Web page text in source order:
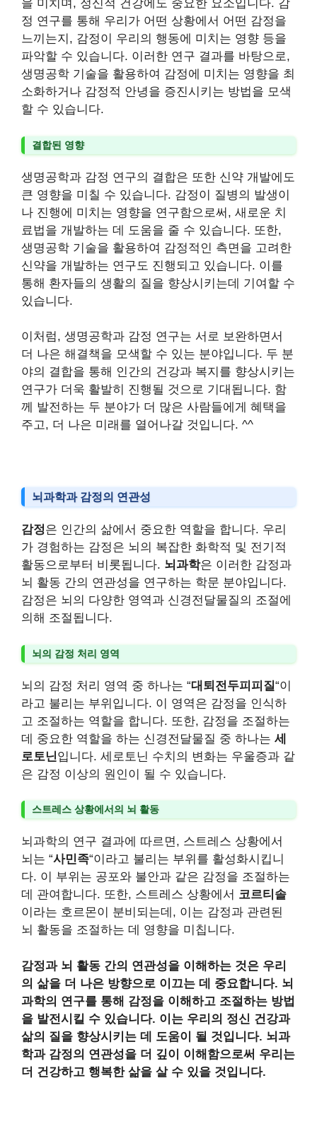
을 미치며, 정신적 건강에도 중요한 요소입니다. 감
정 연구를 통해 우리가 어떤 상황에서 어떤 감정을
느끼는지, 감정이 우리의 행동에 미치는 영향 등을
파악할 수 있습니다. 이러한 연구 결과를 바탕으로,
생명공학 기술을 활용하여 감정에 미치는 영향을 최
소화하거나 감정적 안녕을 증진시키는 방법을 모색
할 수 있습니다.
결합된 영향
생명공학과 감정 연구의 결합은 또한 신약 개발에도
큰 영향을 미칠 수 있습니다. 감정이 질병의 발생이
나 진행에 미치는 영향을 연구함으로써, 새로운 치
료법을 개발하는 데 도움을 줄 수 있습니다. 또한,
생명공학 기술을 활용하여 감정적인 측면을 고려한
신약을 개발하는 연구도 진행되고 있습니다. 이를
통해 환자들의 생활의 질을 향상시키는데 기여할 수
있습니다.
이처럼, 생명공학과 감정 연구는 서로 보완하면서
더 나은 해결책을 모색할 수 있는 분야입니다. 두 분
야의 결합을 통해 인간의 건강과 복지를 향상시키는
연구가 더욱 활발히 진행될 것으로 기대됩니다. 함
께 발전하는 두 분야가 더 많은 사람들에게 혜택을
주고, 더 나은 미래를 열어나갈 것입니다. ^^
뇌과학과 감정의 연관성
감정은 인간의 삶에서 중요한 역할을 합니다. 우리
가 경험하는 감정은 뇌의 복잡한 화학적 및 전기적
활동으로부터 비롯됩니다. 뇌과학은 이러한 감정과
뇌 활동 간의 연관성을 연구하는 학문 분야입니다.
감정은 뇌의 다양한 영역과 신경전달물질의 조절에
의해 조절됩니다.
뇌의 감정 처리 영역
뇌의 감정 처리 영역 중 하나는 “대퇴전두피피질 “이
라고 불리는 부위입니다. 이 영역은 감정을 인식하
고 조절하는 역할을 합니다. 또한, 감정을 조절하는
데 중요한 역할을 하는 신경전달물질 중 하나는 세
로토닌입니다. 세로토닌 수치의 변화는 우울증과 같
은 감정 이상의 원인이 될 수 있습니다.
스트레스 상황에서의 뇌 활동
뇌과학의 연구 결과에 따르면, 스트레스 상황에서
뇌는 “사민족“이라고 불리는 부위를 활성화시킵니
다. 이 부위는 공포와 불안과 같은 감정을 조절하는
데 관여합니다. 또한, 스트레스 상황에서 코르티솔
이라는 호르몬이 분비되는데, 이는 감정과 관련된
뇌 활동을 조절하는 데 영향을 미칩니다.
감정과 뇌 활동 간의 연관성을 이해하는 것은 우리
의 삶을 더 나은 방향으로 이끄는 데 중요합니다. 뇌
과학의 연구를 통해 감정을 이해하고 조절하는 방법
을 발전시킬 수 있습니다. 이는 우리의 정신 건강과
삶의 질을 향상시키는 데 도움이 될 것입니다. 뇌과
학과 감정의 연관성을 더 깊이 이해함으로써 우리는
더 건강하고 행복한 삶을 살 수 있을 것입니다.